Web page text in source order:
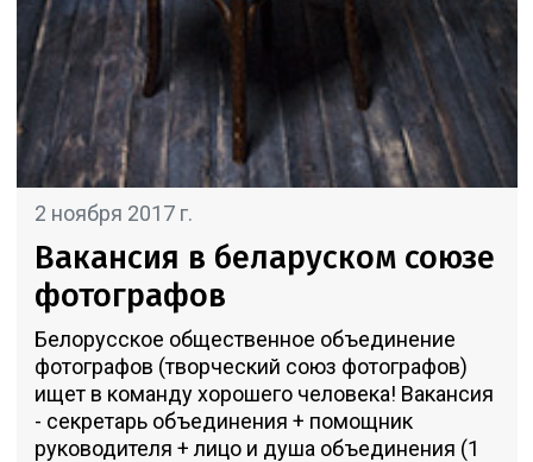
2 ноября 2017 г.
Вакансия в беларуском союзе
фотографов
Белорусское общественное объединение
фотографов (творческий союз фотографов)
ищет в команду хорошего человека! Вакансия
- секретарь объединения + помощник
руководителя + лицо и душа объединения (1